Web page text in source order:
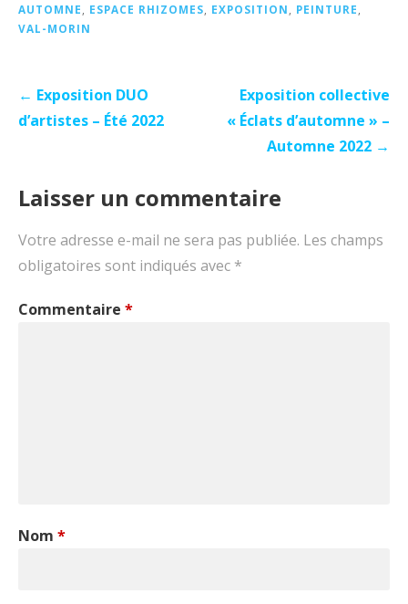
AUTOMNE
ESPACE RHIZOMES EXPOSITION PEINTURE
VAL-MORIN
Navigation
de
← Exposition DUO
d’artistes – Été 2022
Exposition collective
« Éclats d’automne » –
Automne 2022 →
Laisser un commentaire
Votre adresse e-mail ne sera pas publiée. Les champs
obligatoires sont indiqués avec *
Commentaire *
Nom *